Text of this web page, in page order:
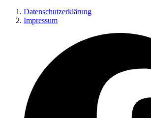
Datenschutzerklärung
Impressum